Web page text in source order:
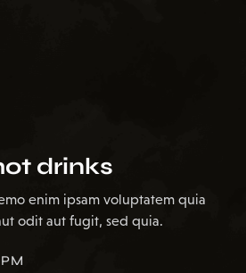
drinks
enim ipsam voluptatem quia
odit aut fugit, sed quia.